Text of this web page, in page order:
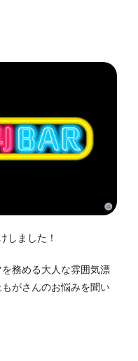
しました！
務める大人な雰囲気漂
がさんのお悩みを聞い